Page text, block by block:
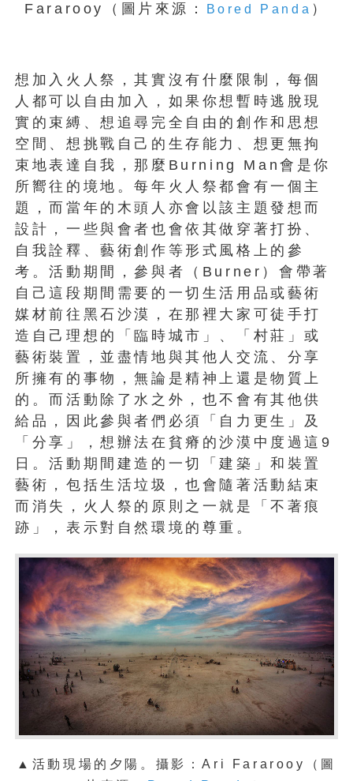
Fararooy（圖片來源：
Bored Panda ）
想加入火人祭，其實沒有什麼限制，每個
人都可以自由加入，如果你想暫時逃脫現
實的束縛、想追尋完全自由的創作和思想
空間、想挑戰自己的生存能力、想更無拘
束地表達自我，那麼Burning Man會是你
所嚮往的境地。每年火人祭都會有一個主
題，而當年的木頭人亦會以該主題發想而
設計，一些與會者也會依其做穿著打扮、
自我詮釋、藝術創作等形式風格上的參
考。活動期間，參與者（Burner）會帶著
自己這段期間需要的一切生活用品或藝術
媒材前往黑石沙漠，在那裡大家可徒手打
造自己理想的「臨時城市」、「村莊」或
藝術裝置，並盡情地與其他人交流、分享
所擁有的事物，無論是精神上還是物質上
的。而活動除了水之外，也不會有其他供
給品，因此參與者們必須「自力更生」及
「分享」，想辦法在貧瘠的沙漠中度過這9
日。活動期間建造的一切「建築」和裝置
藝術，包括生活垃圾，也會隨著活動結束
而消失，火人祭的原則之一就是「不著痕
跡」，表示對自然環境的尊重。
▲活動現場的夕陽。攝影：Ari Fararooy（圖